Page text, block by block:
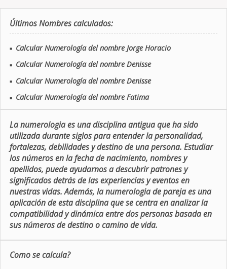
Últimos Nombres calculados:
■ Calcular Numerología del nombre Jorge Horacio
■ Calcular Numerología del nombre Denisse
■ Calcular Numerología del nombre Denisse
■ Calcular Numerología del nombre Fatima
La numerologia es una disciplina antigua que ha sido
utilizada durante siglos para entender la personalidad,
fortalezas, debilidades y destino de una persona. Estudiar
los números en la fecha de nacimiento, nombres y
apellidos, puede ayudarnos a descubrir patrones y
significados detrás de las experiencias y eventos en
nuestras vidas. Además, la numerologia de pareja es una
aplicación de esta disciplina que se centra en analizar la
compatibilidad y dinámica entre dos personas basada en
sus números de destino o camino de vida.
Como se calcula?